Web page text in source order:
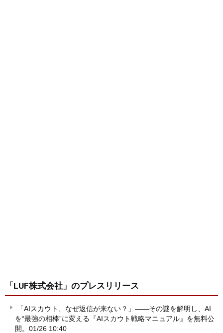
「LUF株式会社」 のプレスリリース
「AIスカウト、なぜ返信が来ない？」――その謎を解明し、AI
を“最強の相棒”に変える『AIスカウト戦略マニュアル』を無料公
開。 01/26 10:40